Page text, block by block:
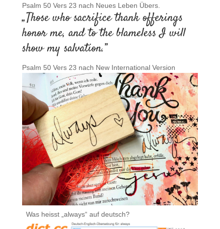
Psalm 50 Vers 23 nach Neues Leben Übers.
„Those who sacrifice thank offerings
honor me, and to the blameless I will
show my salvation.”
Psalm 50 Vers 23 nach New International Version
Was heisst „always“ auf deutsch?